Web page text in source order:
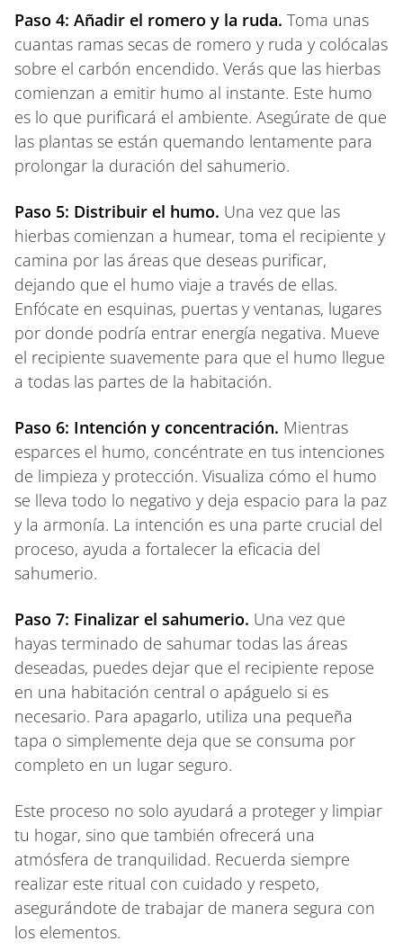
Paso 4: Añadir el romero y la ruda. Toma unas
cuantas ramas secas de romero y ruda y colócalas
sobre el carbón encendido. Verás que las hierbas
comienzan a emitir humo al instante. Este humo
es lo que purificará el ambiente. Asegúrate de que
las plantas se están quemando lentamente para
prolongar la duración del sahumerio.
Paso 5: Distribuir el humo. Una vez que las
hierbas comienzan a humear, toma el recipiente y
camina por las áreas que deseas purificar,
dejando que el humo viaje a través de ellas.
Enfócate en esquinas, puertas y ventanas, lugares
por donde podría entrar energía negativa. Mueve
el recipiente suavemente para que el humo llegue
a todas las partes de la habitación.
Paso 6: Intención y concentración. Mientras
esparces el humo, concéntrate en tus intenciones
de limpieza y protección. Visualiza cómo el humo
se lleva todo lo negativo y deja espacio para la paz
y la armonía. La intención es una parte crucial del
proceso, ayuda a fortalecer la eficacia del
sahumerio.
Paso 7: Finalizar el sahumerio. Una vez que
hayas terminado de sahumar todas las áreas
deseadas, puedes dejar que el recipiente repose
en una habitación central o apáguelo si es
necesario. Para apagarlo, utiliza una pequeña
tapa o simplemente deja que se consuma por
completo en un lugar seguro.
Este proceso no solo ayudará a proteger y limpiar
tu hogar, sino que también ofrecerá una
atmósfera de tranquilidad. Recuerda siempre
realizar este ritual con cuidado y respeto,
asegurándote de trabajar de manera segura con
los elementos.